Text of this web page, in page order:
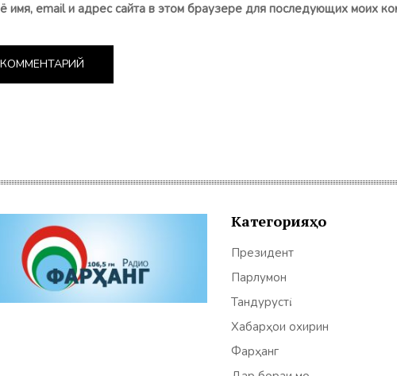
имя, email и адрес сайта в этом браузере для последующих моих
Категорияҳо
Президент
Парлумон
Тандурустӣ
Хабарҳои охирин
Фарҳанг